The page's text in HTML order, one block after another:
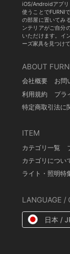
iOS/Androidアプリ
使うことでFURNI
の部屋に置いてみ
ンテリアがご自分
いただけます。イ
ーズ家具を見つけ
ABOUT
会社概要 お問
利用規約
プラ
特定商取引法に
ITEM
カテゴリ一覧
カテゴリについ
ライト・照明特
LANGUAGE /
日本 /